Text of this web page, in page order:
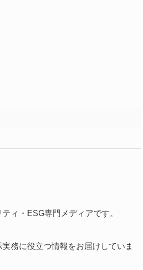
ィ・ESG専門メディアです。
務に役立つ情報をお届けしていま